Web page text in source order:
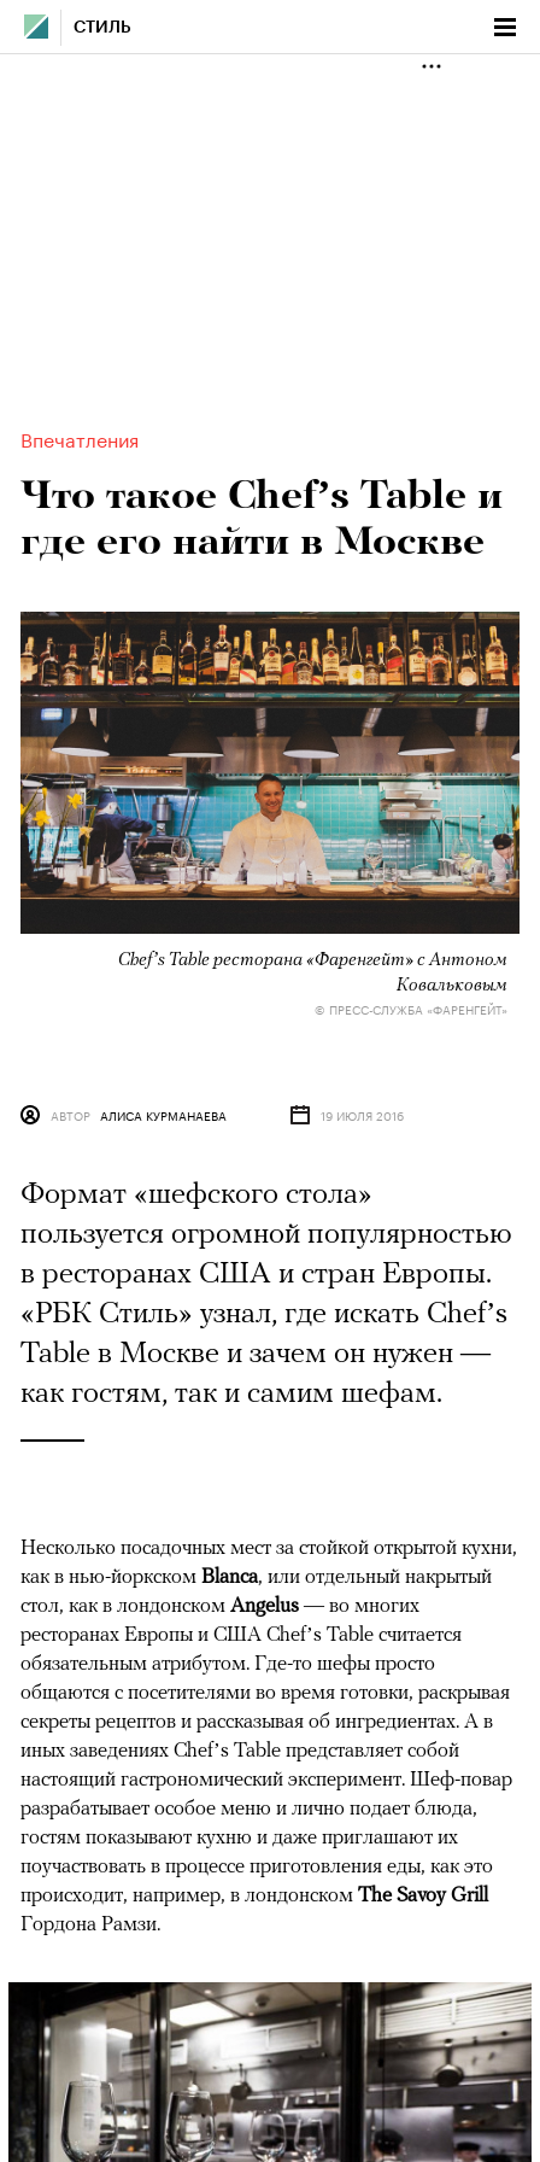
СТИЛЬ
Впечатления
Что такое Сhef’s Table и
где его найти в Москве
Chef’s Table ресторана «Фаренгейт» с Антоном
Ковальковым
© ПРЕСС-СЛУЖБА «ФАРЕНГЕЙТ»
АВТОР АЛИСА КУРМАНАЕВА 19 ИЮЛЯ 2016
Формат «шефского стола»
пользуется огромной популярностью
в ресторанах США и стран Европы.
«РБК Стиль» узнал, где искать Сhef’s
Table в Москве и зачем он нужен —
как гостям, так и самим шефам.
Несколько посадочных мест за стойкой открытой кухни,
как в нью-йоркском Blanca, или отдельный накрытый
стол, как в лондонском Angelus — во многих
ресторанах Европы и США Сhef’s Table считается
обязательным атрибутом. Где-то шефы просто
общаются с посетителями во время готовки, раскрывая
секреты рецептов и рассказывая об ингредиентах. А в
иных заведениях Сhef’s Table представляет собой
настоящий гастрономический эксперимент. Шеф-повар
разрабатывает особое меню и лично подает блюда,
гостям показывают кухню и даже приглашают их
поучаствовать в процессе приготовления еды, как это
происходит, например, в лондонском The Savoy Grill
Гордона Рамзи.